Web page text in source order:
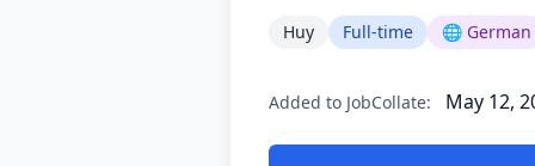
Huy Full-time 🌐 German
Added to JobCollate: May 12,